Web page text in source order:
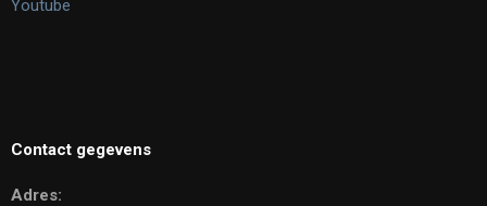
Youtube
Contact gegevens
Adres: